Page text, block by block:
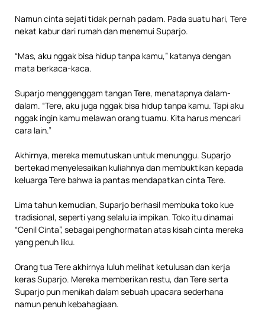
Namun cinta sejati tidak pernah padam. Pada suatu hari, Tere
nekat kabur dari rumah dan menemui Suparjo.
“Mas, aku nggak bisa hidup tanpa kamu,” katanya dengan
mata berkaca-kaca.
Suparjo menggenggam tangan Tere, menatapnya dalam-
dalam. “Tere, aku juga nggak bisa hidup tanpa kamu. Tapi aku
nggak ingin kamu melawan orang tuamu. Kita harus mencari
cara lain.”
Akhirnya, mereka memutuskan untuk menunggu. Suparjo
bertekad menyelesaikan kuliahnya dan membuktikan kepada
keluarga Tere bahwa ia pantas mendapatkan cinta Tere.
Lima tahun kemudian, Suparjo berhasil membuka toko kue
tradisional, seperti yang selalu ia impikan. Toko itu dinamai
“Cenil Cinta”, sebagai penghormatan atas kisah cinta mereka
yang penuh liku.
Orang tua Tere akhirnya luluh melihat ketulusan dan kerja
keras Suparjo. Mereka memberikan restu, dan Tere serta
Suparjo pun menikah dalam sebuah upacara sederhana
namun penuh kebahagiaan.